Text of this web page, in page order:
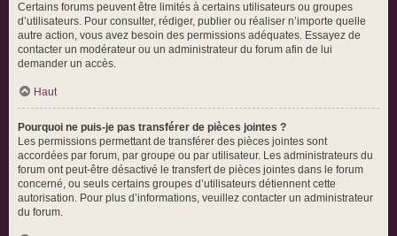
Certains forums peuvent être limités à certains utilisateurs ou groupes
d’utilisateurs. Pour consulter, rédiger, publier ou réaliser n’importe quelle
autre action, vous avez besoin des permissions adéquates. Essayez de
contacter un modérateur ou un administrateur du forum afin de lui
demander un accès.
Haut
Pourquoi ne puis-je pas transférer de pièces jointes ?
Les permissions permettant de transférer des pièces jointes sont
accordées par forum, par groupe ou par utilisateur. Les administrateurs du
forum ont peut-être désactivé le transfert de pièces jointes dans le forum
concerné, ou seuls certains groupes d’utilisateurs détiennent cette
autorisation. Pour plus d’informations, veuillez contacter un administrateur
du forum.